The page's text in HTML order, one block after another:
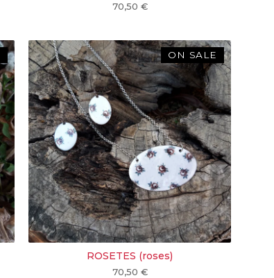
70,50 €
ROSETES (roses)
70,50 €
ON SALE